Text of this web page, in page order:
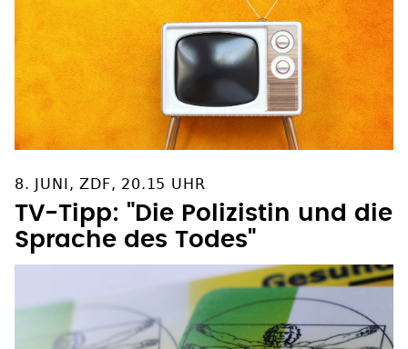
8. JUNI, ZDF, 20.15 UHR
TV-Tipp: "Die Polizistin und die
Sprache des Todes"